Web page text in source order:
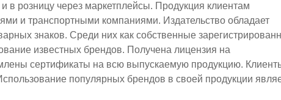
в розницу через маркетплейсы. Продукция клиентам
и транспортными компаниями. Издательство обладает
знаков. Среди них как собственные
известных брендов. Получена лицензия на
сертификаты на всю выпускаемую продукцию.
популярных брендов в своей продукции